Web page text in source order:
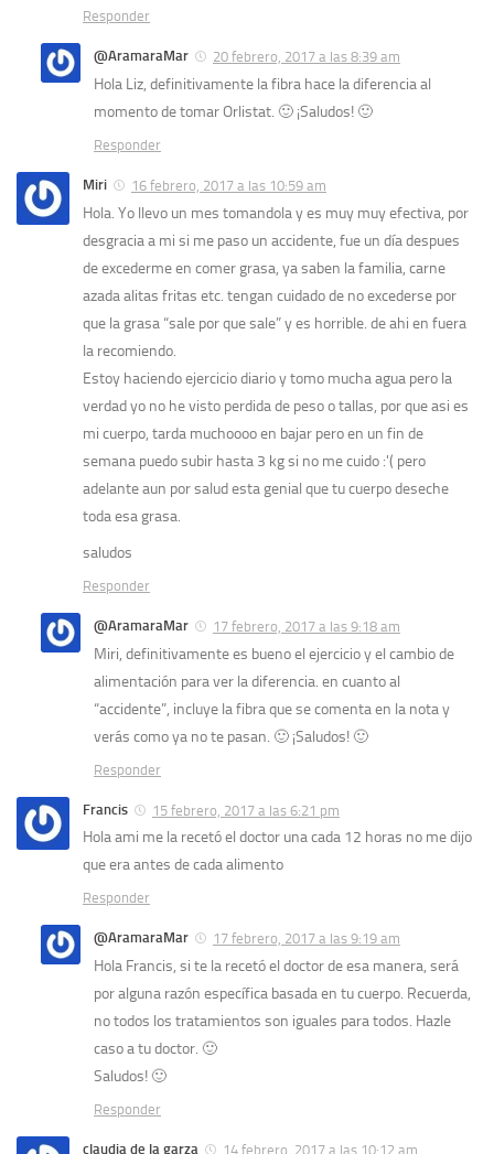
Responder
@AramaraMar 20 febrero, 2017 a las 8:39 am
Hola Liz, definitivamente la fibra hace la diferencia al
momento de tomar Orlistat. 🙂 ¡Saludos! 🙂
Responder
Miri 16 febrero, 2017 a las 10:59 am
Hola. Yo llevo un mes tomandola y es muy muy efectiva, por
desgracia a mi si me paso un accidente, fue un día despues
de excederme en comer grasa, ya saben la familia, carne
azada alitas fritas etc. tengan cuidado de no excederse por
que la grasa “sale por que sale” y es horrible. de ahi en fuera
la recomiendo.
Estoy haciendo ejercicio diario y tomo mucha agua pero la
verdad yo no he visto perdida de peso o tallas, por que asi es
mi cuerpo, tarda muchoooo en bajar pero en un fin de
semana puedo subir hasta 3 kg si no me cuido :'( pero
adelante aun por salud esta genial que tu cuerpo deseche
toda esa grasa.
saludos
Responder
@AramaraMar 17 febrero, 2017 a las 9:18 am
Miri, definitivamente es bueno el ejercicio y el cambio de
alimentación para ver la diferencia. en cuanto al
“accidente”, incluye la fibra que se comenta en la nota y
verás como ya no te pasan. 🙂 ¡Saludos! 🙂
Responder
Francis 15 febrero, 2017 a las 6:21 pm
Hola ami me la recetó el doctor una cada 12 horas no me dijo
que era antes de cada alimento
Responder
@AramaraMar 17 febrero, 2017 a las 9:19 am
Hola Francis, si te la recetó el doctor de esa manera, será
por alguna razón específica basada en tu cuerpo. Recuerda,
no todos los tratamientos son iguales para todos. Hazle
caso a tu doctor. 🙂
Saludos! 🙂
Responder
claudia de la garza 14 febrero, 2017 a las 10:12 am